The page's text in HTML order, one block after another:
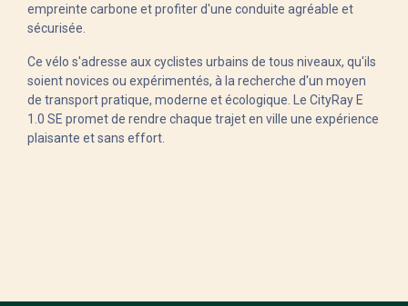
empreinte carbone et profiter d'une conduite agréable et
sécurisée.
Ce vélo s'adresse aux cyclistes urbains de tous niveaux, qu'ils
soient novices ou expérimentés, à la recherche d'un moyen
de transport pratique, moderne et écologique. Le CityRay E
1.0 SE promet de rendre chaque trajet en ville une expérience
plaisante et sans effort.